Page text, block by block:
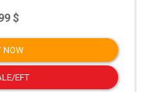
$
NOW
EFT